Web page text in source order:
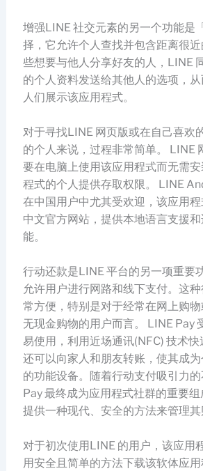
增强LINE 社交元素的另一个功能是
择，它允许个人查找并包含距离很
些想要与他人分享好友的人，LINE
的个人资料发送给其他人的选项，
人们展示该应用程式。
对于寻找LINE 网页版或在自己喜欢
的个人来说，过程非常简单。 LINE
要在电脑上使用该应用程式而无需
程式的个人提供存取权限。 LINE
在中国用户中尤其受欢迎，该应用
中文官方网站，提供本地语言支援
能。
行动还款是LINE 平台的另一项重要
允许用户进行网路和线下支付。这
常方便，特别是对于经常在网上购
无现金购物的用户而言。 LINE Pay
易使用，利用近场通讯(NFC) 技术
还可以向家人和朋友转账，使其成
的功能设备。随着行动支付吸引力
Pay 最终成为应用程式社群的重要
提供一种现代、安全的方法来管理其
对于初次使用LINE 的用户，该应用
用安全且简单的方法下载该软体应